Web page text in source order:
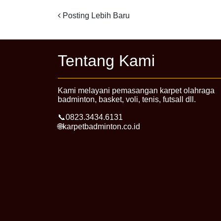
Posting Lebih Baru
Tentang Kami
Kami melayani pemasangan karpet olahraga
badminton, basket, voli, tenis, futsall dll.
📞0823.3434.6131
🌐karpetbadminton.co.id